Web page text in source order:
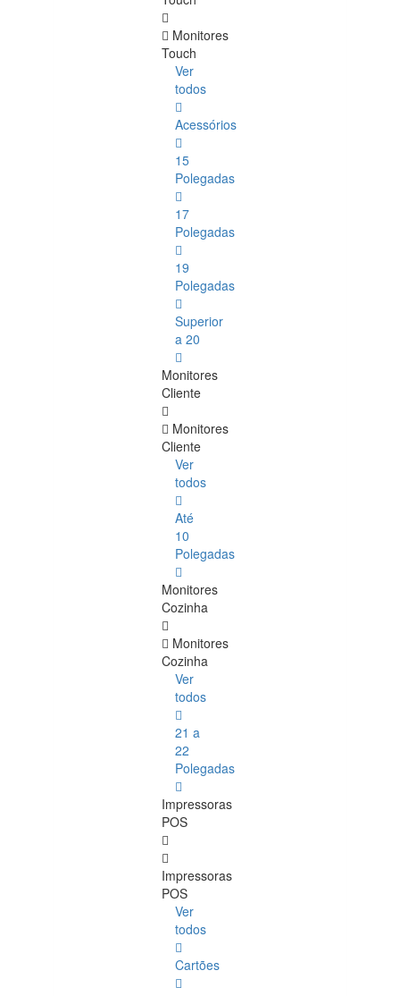
Monitores
Touch
Ver
todos
Acessórios
15
Polegadas
17
Polegadas
19
Polegadas
Superior
a 20
Monitores
Cliente
Monitores
Cliente
Ver
todos
Até
10
Polegadas
Monitores
Cozinha
Monitores
Cozinha
Ver
todos
21 a
22
Polegadas
Impressoras
POS
Impressoras
POS
Ver
todos
Cartões